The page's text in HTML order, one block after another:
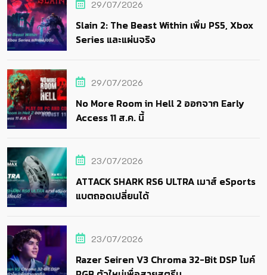
29/07/2026
Slain 2: The Beast Within เพิ่ม PS5, Xbox
Series และแผ่นจริง
29/07/2026
No More Room in Hell 2 ออกจาก Early
Access 11 ส.ค. นี้
23/07/2026
ATTACK SHARK RS6 ULTRA เมาส์ eSports
แบตถอดเปลี่ยนได้
23/07/2026
Razer Seiren V3 Chroma 32-Bit DSP ไมค์